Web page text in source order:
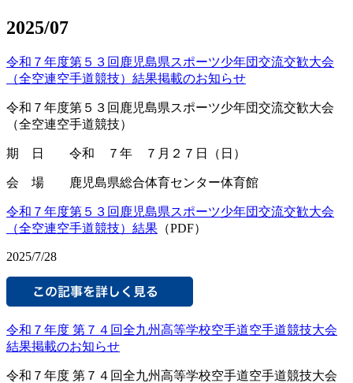
2025/07
令和７年度第５３回鹿児島県スポーツ少年団交流交歓大会
（全空連空手道競技）結果掲載のお知らせ
令和７年度第５３回鹿児島県スポーツ少年団交流交歓大会
（全空連空手道競技）
期 日 令和 ７年 ７月２７日（日）
会 場 鹿児島県総合体育センター体育館
令和７年度第５３回鹿児島県スポーツ少年団交流交歓大会
（全空連空手道競技）結果 （PDF）
2025/7/28
令和７年度 第７４回全九州高等学校空手道空手道競技大会
結果掲載のお知らせ
令和７年度 第７４回全九州高等学校空手道空手道競技大会